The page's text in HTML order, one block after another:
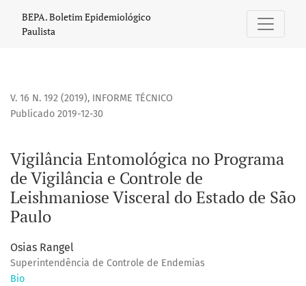
Vigilância Entomológica no Programa de Vigilância e
BEPA. Boletim Epidemiológico
Paulista
V. 16 N. 192 (2019), INFORME TÉCNICO
Vigilância Entomológica no Programa
de Vigilância e Controle de
Leishmaniose Visceral do Estado de São
Paulo
Publicado 2019-12-30
Osias Rangel
Superintendência de Controle de Endemias
Bio